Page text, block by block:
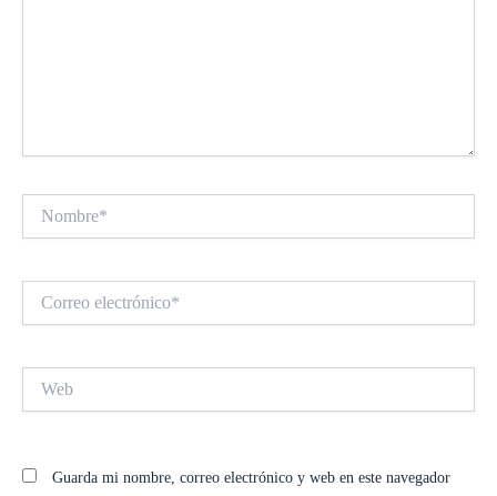
electrónico*
Guarda mi nombre, correo electrónico y web en este navegador